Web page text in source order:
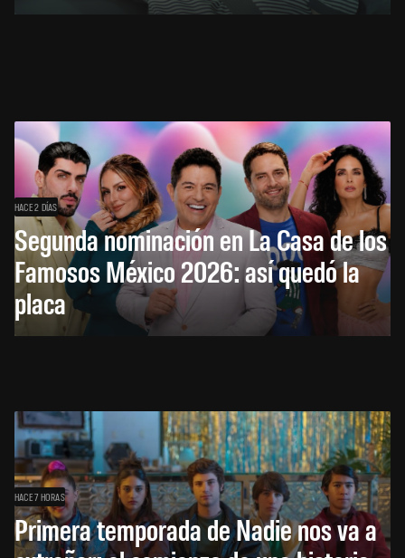
HACE 2 DÍAS
Segunda nominación en La Casa de los
Famosos México 2026: así quedó la
placa
HACE 7 HORAS
Primera temporada de Nadie nos va a